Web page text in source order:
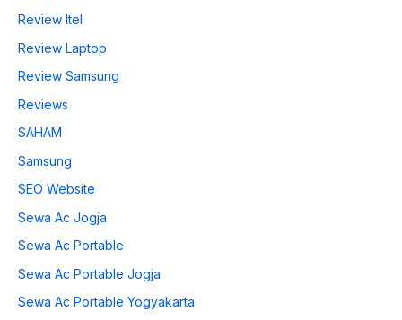
Review Itel
Review Laptop
Review Samsung
Reviews
SAHAM
Samsung
SEO Website
Sewa Ac Jogja
Sewa Ac Portable
Sewa Ac Portable Jogja
Sewa Ac Portable Yogyakarta